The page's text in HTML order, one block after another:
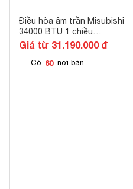
Điều hòa âm trần Misubishi
34000 BTU 1 chiều
FDT100CSV-S5/FDC100CSV
Giá từ 31.190.000 đ
Có 60 nơi bán